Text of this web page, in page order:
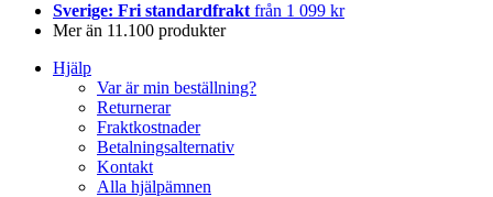
Sverige: Fri standardfrakt från 1 099 kr
Mer än 11.100 produkter
Hjälp
Var är min beställning?
Returnerar
Fraktkostnader
Betalningsalternativ
Kontakt
Alla hjälpämnen